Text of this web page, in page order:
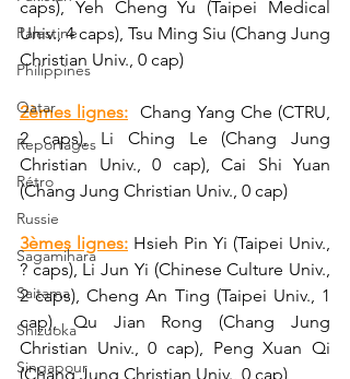
Palestine
Philippines
Qatar
Reportages
Rétro
Russie
Sagamihara
Saitama
Shizuoka
Singapour
caps), Yeh Cheng Yu (Taipei Medical
Univ., 4 caps), Tsu Ming Siu (Chang Jung
Christian Univ., 0 cap)
2èmes lignes: Chang Yang Che (CTRU,
2 caps), Li Ching Le (Chang Jung
Christian Univ., 0 cap), Cai Shi Yuan
(Chang Jung Christian Univ., 0 cap)
3èmes lignes: Hsieh Pin Yi (Taipei Univ.,
? caps), Li Jun Yi (Chinese Culture Univ.,
2 caps), Cheng An Ting (Taipei Univ., 1
cap), Qu Jian Rong (Chang Jung
Christian Univ., 0 cap), Peng Xuan Qi
(Chang Jung Christian Univ., 0 cap)